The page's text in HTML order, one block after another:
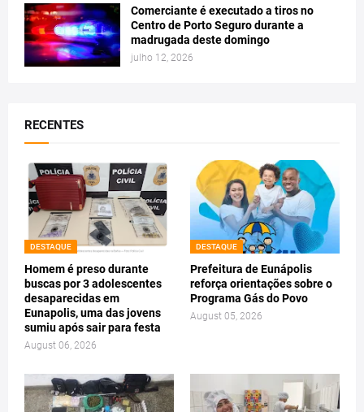
Comerciante é executado a tiros no
Centro de Porto Seguro durante a
madrugada deste domingo
julho 12, 2026
RECENTES
DESTAQUE
Homem é preso durante
buscas por 3 adolescentes
desaparecidas em
Eunapolis, uma das jovens
sumiu após sair para festa
August 06, 2026
DESTAQUE
Prefeitura de Eunápolis
reforça orientações sobre o
Programa Gás do Povo
August 05, 2026